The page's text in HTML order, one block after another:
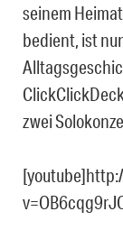
seinem
bedient, ist
zwei